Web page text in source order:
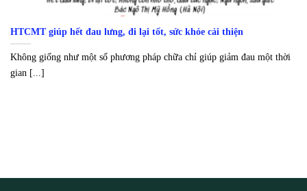
HTCMT giúp hết đau lưng, đi lại tốt, sức khỏe cải thiện
Không giống như một số phương pháp chữa chỉ giúp giảm đau một thời
gian [...]